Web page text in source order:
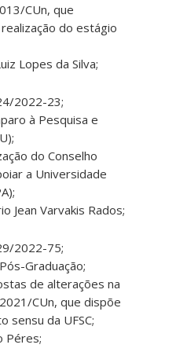
CUn, que
do estágio
Lopes da Silva;
2022-23;
à Pesquisa e
do Conselho
a Universidade
Jean Varvakis Rados;
2022-75;
Graduação;
de alterações na
CUn, que dispõe
sensu da UFSC;
Péres;